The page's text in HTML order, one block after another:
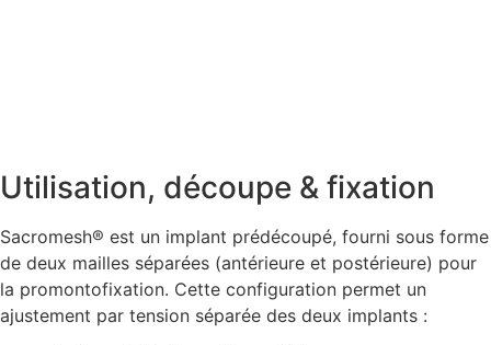
Utilisation, découpe & fixation
Sacromesh® est un implant prédécoupé, fourni sous forme
de deux mailles séparées (antérieure et postérieure) pour
la promontofixation. Cette configuration permet un
ajustement par tension séparée des deux implants :